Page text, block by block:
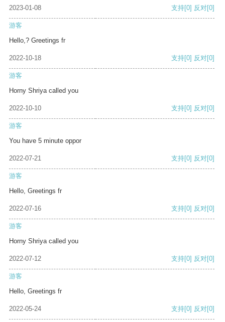
2023-01-08 支持[0] 反对[0]
游客
Hello,? Greetings fr
2022-10-18 支持[0] 反对[0]
游客
Horny Shriya called you
2022-10-10 支持[0] 反对[0]
游客
You have 5 minute oppor
2022-07-21 支持[0] 反对[0]
游客
Hello, Greetings fr
2022-07-16 支持[0] 反对[0]
游客
Horny Shriya called you
2022-07-12 支持[0] 反对[0]
游客
Hello, Greetings fr
2022-05-24 支持[0] 反对[0]